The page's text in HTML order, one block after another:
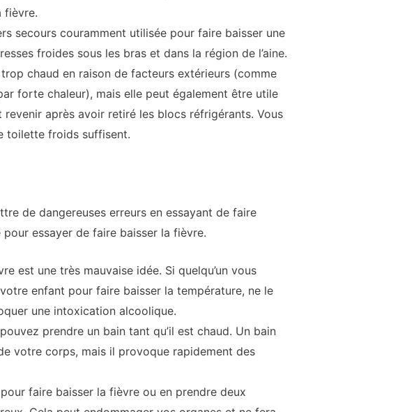
fièvre.
secours couramment utilisée pour faire baisser une
froides sous les bras et dans la région de l’aine.
chaud en raison de facteurs extérieurs (comme
forte chaleur), mais elle peut également être utile
après avoir retiré les blocs réfrigérants. Vous
toilette froids suffisent.
de dangereuses erreurs en essayant de faire
pour essayer de faire baisser la fièvre.
est une très mauvaise idée. Si quelqu’un vous
enfant pour faire baisser la température, ne le
une intoxication alcoolique.
prendre un bain tant qu’il est chaud. Un bain
votre corps, mais il provoque rapidement des
faire baisser la fièvre ou en prendre deux